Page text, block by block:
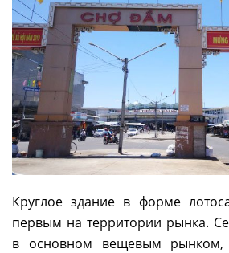
Круглое здание в форме
первым на территории рынка.
в основном вещевым